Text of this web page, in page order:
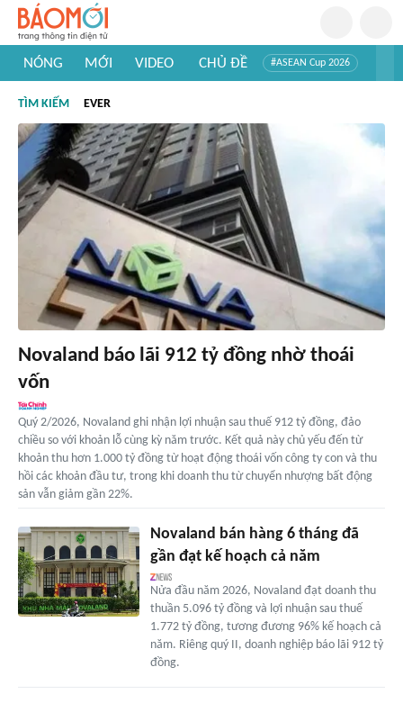
NÓNG MỚI VIDEO CHỦ ĐỀ #ASEAN Cup 2026
#Khám phá thế giới
TÌM KIẾM EVER
Novaland báo lãi 912 tỷ đồng nhờ thoái
vốn
Quý 2/2026, Novaland ghi nhận lợi nhuận sau thuế 912 tỷ đồng, đảo
chiều so với khoản lỗ cùng kỳ năm trước. Kết quả này chủ yếu đến từ
khoản thu hơn 1.000 tỷ đồng từ hoạt động thoái vốn công ty con và thu
hồi các khoản đầu tư, trong khi doanh thu từ chuyển nhượng bất động
sản vẫn giảm gần 22%.
Novaland bán hàng 6 tháng đã
gần đạt kế hoạch cả năm
Nửa đầu năm 2026, Novaland đạt doanh thu
thuần 5.096 tỷ đồng và lợi nhuận sau thuế
1.772 tỷ đồng, tương đương 96% kế hoạch cả
năm. Riêng quý II, doanh nghiệp báo lãi 912 tỷ
đồng.